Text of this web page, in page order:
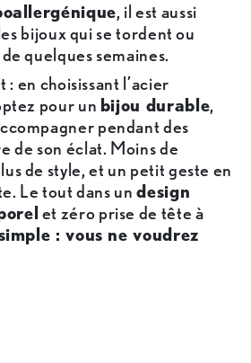
, il est aussi
bijoux qui se tordent ou
quelques semaines.
: en choisissant l’acier
pour un bijou durable,
pendant des
de son éclat. Moins de
de style, et un petit geste en
Le tout dans undesign
et zéro prise de tête à
: vous ne voudrez